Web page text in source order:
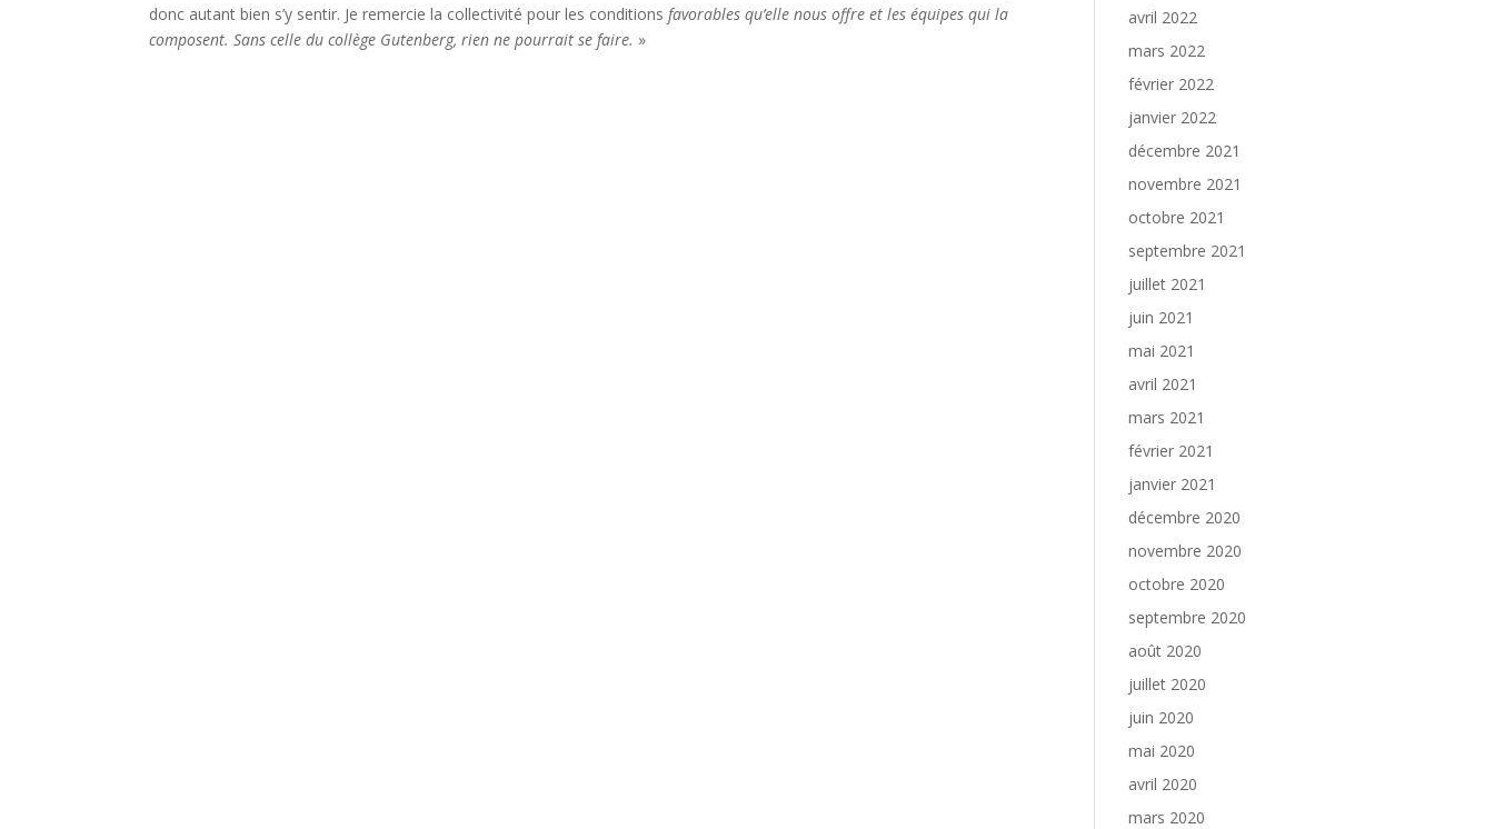
donc autant bien s’y sentir. Je remercie la collectivité pour les conditions favorables qu’elle nous offre et les équipes qui la
composent. Sans celle du collège Gutenberg, rien ne pourrait se faire. »
avril 2022
mars 2022
février 2022
janvier 2022
décembre 2021
novembre 2021
octobre 2021
septembre 2021
juillet 2021
juin 2021
mai 2021
avril 2021
mars 2021
février 2021
janvier 2021
décembre 2020
novembre 2020
octobre 2020
septembre 2020
août 2020
juillet 2020
juin 2020
mai 2020
avril 2020
mars 2020